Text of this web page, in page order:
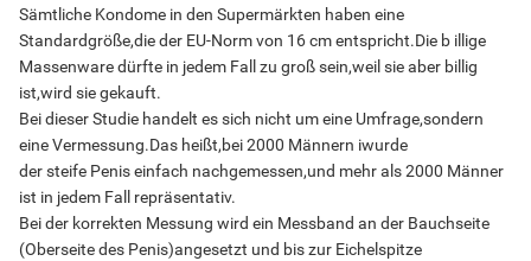
Sämtliche Kondome in den Supermärkten haben eine
Standardgröße,die der EU-Norm von 16 cm entspricht.Die b illige
Massenware dürfte in jedem Fall zu groß sein,weil sie aber billig
ist,wird sie gekauft.
Bei dieser Studie handelt es sich nicht um eine Umfrage,sondern
eine Vermessung.Das heißt,bei 2000 Männern iwurde
der steife Penis einfach nachgemessen,und mehr als 2000 Männer
ist in jedem Fall repräsentativ.
Bei der korrekten Messung wird ein Messband an der Bauchseite
(Oberseite des Penis)angesetzt und bis zur Eichelspitze